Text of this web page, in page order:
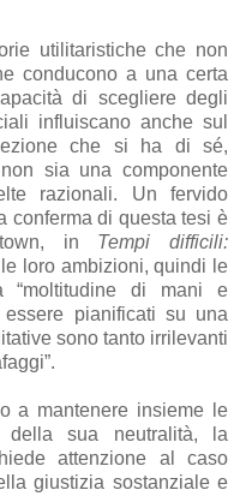
utilitaristiche che non
conducono a una certa
di scegliere degli
influiscano anche sul
che si ha di sé,
sia una componente
razionali. Un fervido
conferma di questa tesi è
in Tempi difficili:
loro ambizioni, quindi le
“moltitudine di mani e
pianificati su una
sono tanto irrilevanti
a mantenere insieme le
sua neutralità, la
attenzione al caso
giustizia sostanziale e